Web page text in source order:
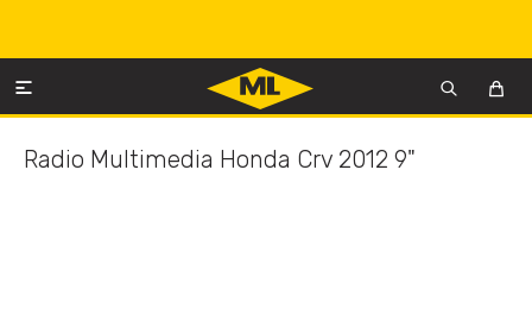

Radio Multimedia Honda Crv 2012 9"